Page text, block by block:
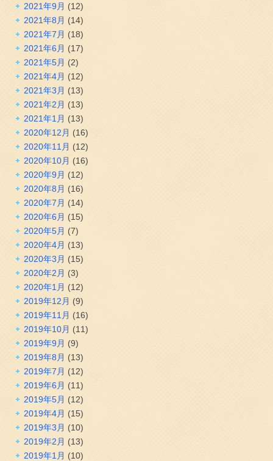
2021年9月 (12)
2021年8月 (14)
2021年7月 (18)
2021年6月 (17)
2021年5月 (2)
2021年4月 (12)
2021年3月 (13)
2021年2月 (13)
2021年1月 (13)
2020年12月 (16)
2020年11月 (12)
2020年10月 (16)
2020年9月 (12)
2020年8月 (16)
2020年7月 (14)
2020年6月 (15)
2020年5月 (7)
2020年4月 (13)
2020年3月 (15)
2020年2月 (3)
2020年1月 (12)
2019年12月 (9)
2019年11月 (16)
2019年10月 (11)
2019年9月 (9)
2019年8月 (13)
2019年7月 (12)
2019年6月 (11)
2019年5月 (12)
2019年4月 (15)
2019年3月 (10)
2019年2月 (13)
2019年1月 (10)